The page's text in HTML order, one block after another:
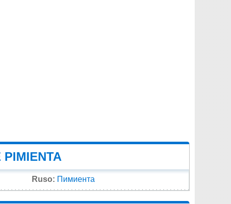
PIMIENTA
Ruso: Пимиента